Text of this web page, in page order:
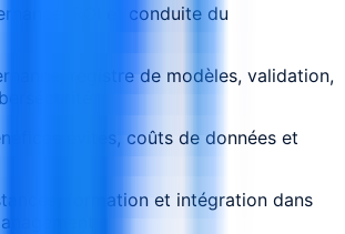
ROI et conduite du
registre de modèles, validation,
évités, coûts de données et
formation et intégration dans